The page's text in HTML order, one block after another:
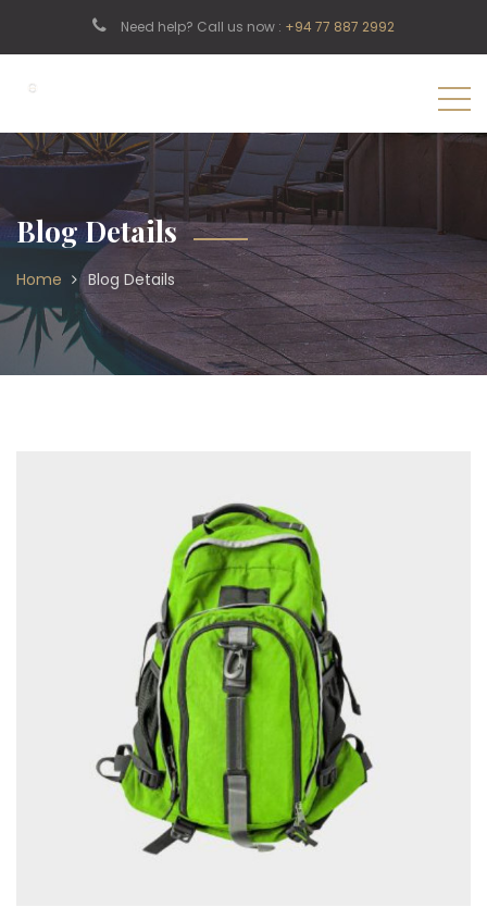
Need help? Call us now : +94 77 887 2992
Blog Details
Home Blog Details